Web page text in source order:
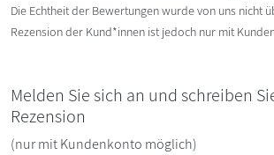
Die Echtheit der Bewertungen wurde von uns nicht
Rezension der Kund*innen ist jedoch nur mit
Melden Sie sich an und schreiben
Rezension
(nur mit Kundenkonto möglich)